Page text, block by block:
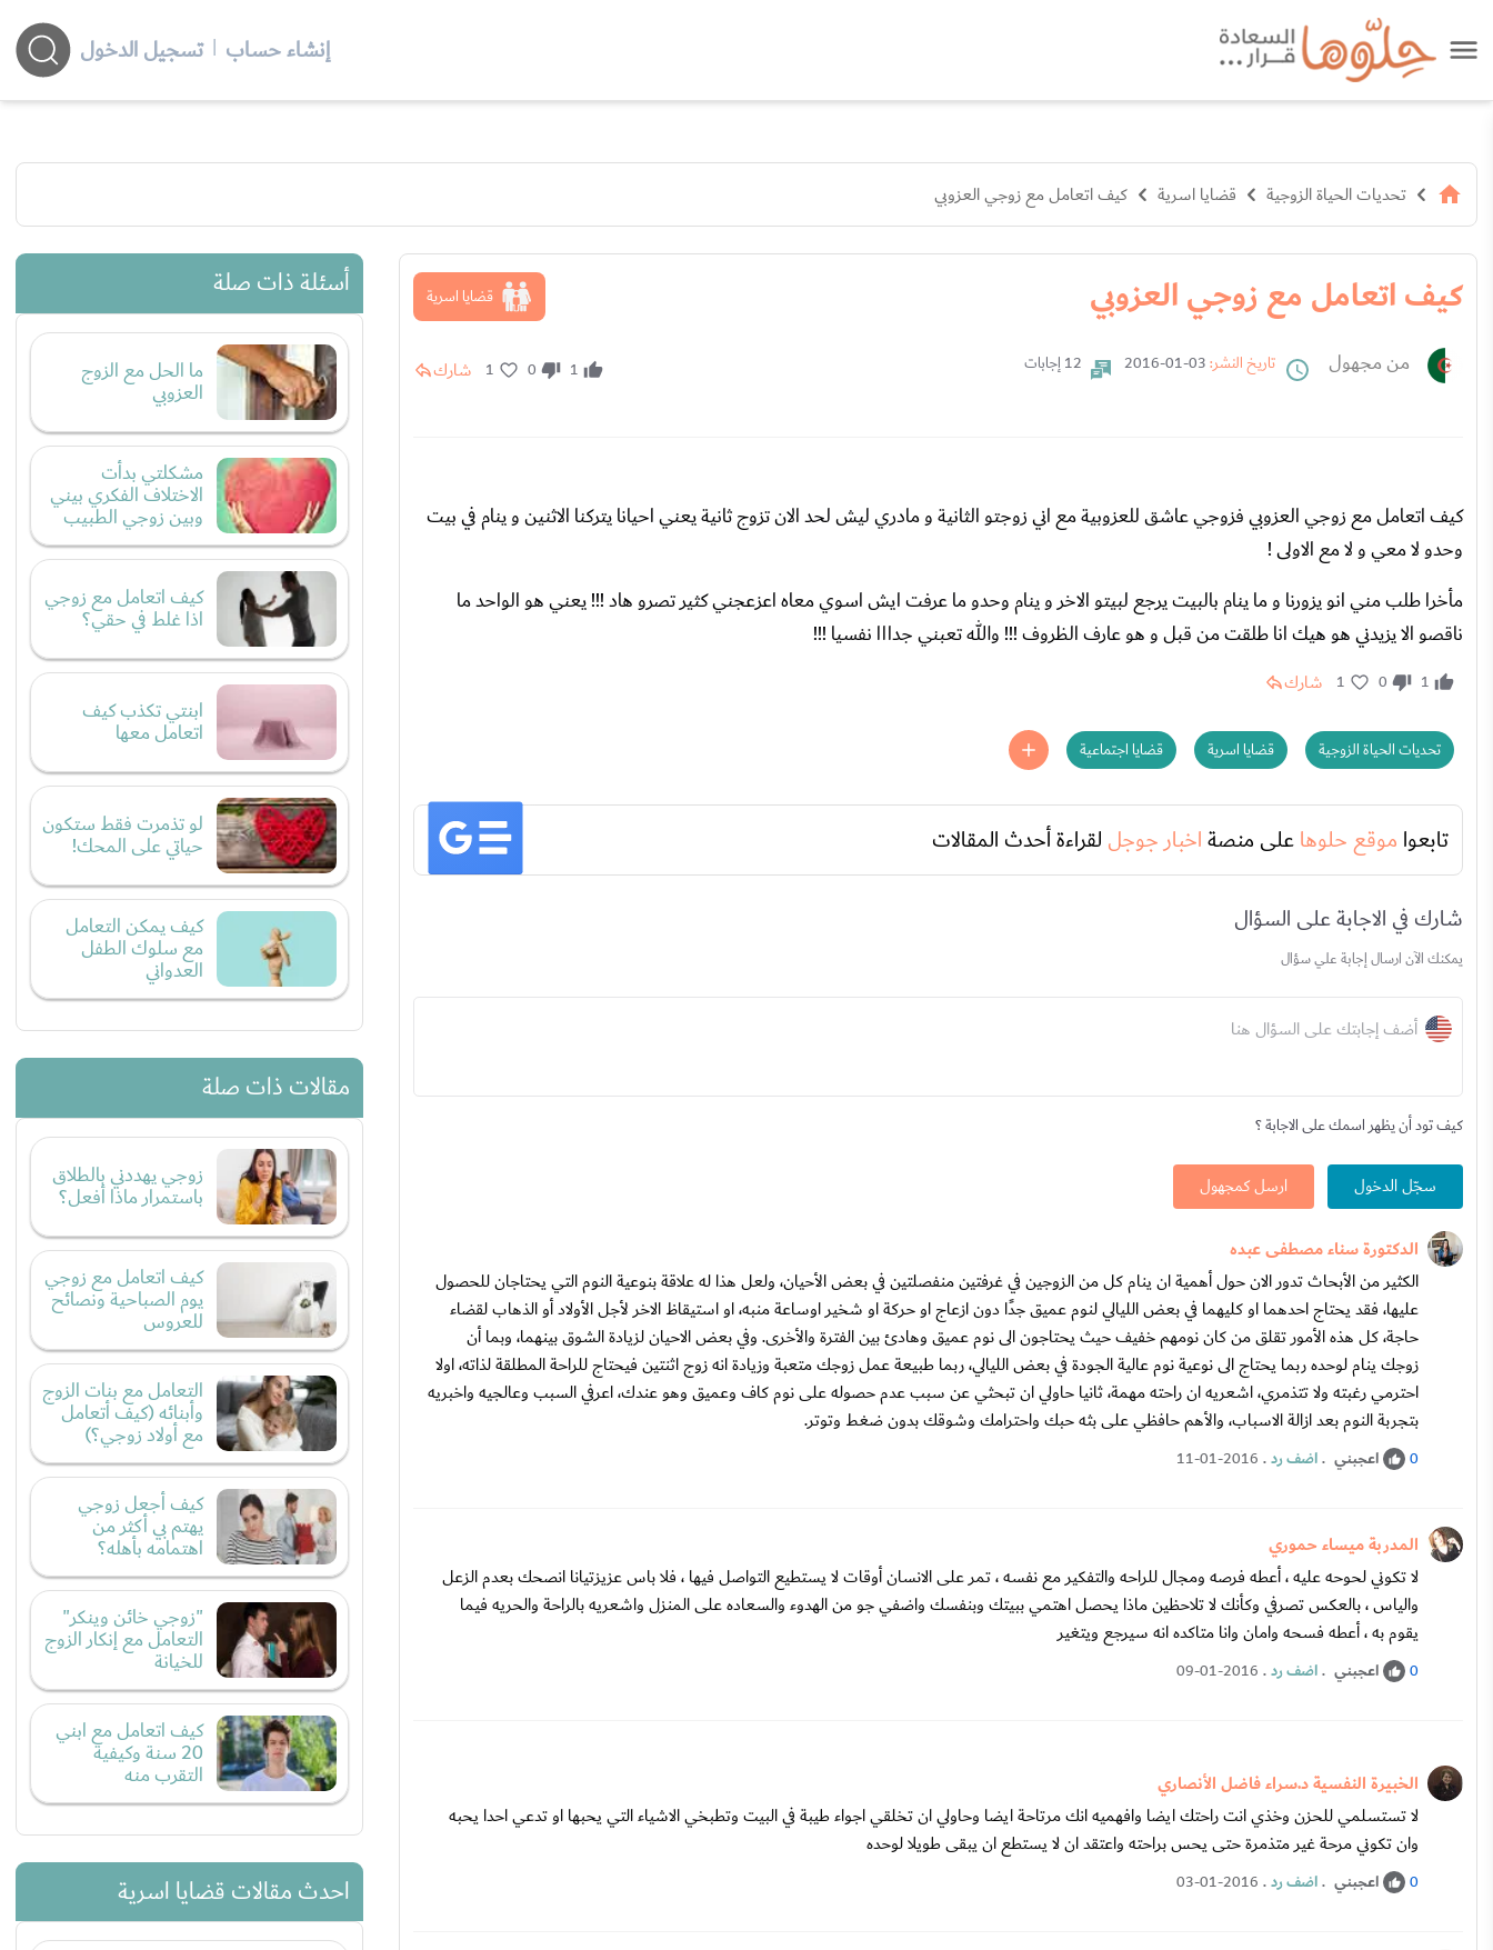
إنشاء حساب | تسجيل الدخول
تحديات الحياة الزوجية قضايا اسرية كيف اتعامل مع زوجي العزوبي
كيف اتعامل مع زوجي العزوبي قضايا اسرية
من مجهول تاريخ النشر: 12 إجابات 1
0
1 شارك
كيف اتعامل مع زوجي العزوبي فزوجي عاشق للعزوبية مع اني زوجتو الثانية و مادري ليش لحد الان تزوج ثانية يعني احيانا يتركنا الاثنين و ينام في بيت
وحدو لا معي و لا مع الاولى !
مأخرا طلب مني انو يزورنا و ما ينام بالبيت يرجع لبيتو الاخر و ينام وحدو ما عرفت ايش اسوي معاه اعزعجني كثير تصرو هاد !!! يعني هو الواحد ما
ناقصو الا يزيدني هو هيك انا طلقت من قبل و هو عارف الظروف !!! والله تعبني جدااا نفسيا !!!
1
0
1 شارك
تحديات الحياة الزوجية قضايا اسرية قضايا اجتماعية
تابعوا موقع حلوهاعلى منصةاخبار جوجل لقراءة أحدث المقالات
شارك في الاجابة على السؤال
يمكنك الآن ارسال إجابة علي سؤال
أضف إجابتك على السؤال هنا
كيف تود أن يظهر اسمك على الاجابة ؟
سجّل الدخول ارسل كمجهول
الدكتورة سناء مصطفى عبده
الكثير من الأبحاث تدور الان حول أهمية ان ينام كل من الزوجين في غرفتين منفصلتين في بعض الأحيان، ولعل هذا له علاقة بنوعية النوم التي يحتاجان للحصول
عليها، فقد يحتاج احدهما او كليهما في بعض الليالي لنوم عميق جدًا دون ازعاج او حركة او شخير اوساعة منبه، او استيقاظ الاخر لأجل الأولاد أو الذهاب لقضاء
حاجة، كل هذه الأمور تقلق من كان نومهم خفيف حيث يحتاجون الى نوم عميق وهادئ بين الفترة والأخرى. وفي بعض الاحيان لزيادة الشوق بينهما، وبما أن
زوجك ينام لوحده ربما يحتاج الى نوعية نوم عالية الجودة في بعض الليالي، ربما طبيعة عمل زوجك متعبة وزيادة انه زوج اثنتين فيحتاج للراحة المطلقة لذاته، اولا
احترمي رغبته ولا تتذمري، اشعريه ان راحته مهمة، ثانيا حاولي ان تبحثي عن سبب عدم حصوله على نوم كاف وعميق وهو عندك، اعرفي السبب وعالجيه واخبريه
بتجربة النوم بعد ازالة الاسباب، والأهم حافظي على بثه حبك واحترامك وشوقك بدون ضغط وتوتر.
0 اعجبني .اضف رد.
11-01-2016
المدربة ميساء حموري
لا تكوني لحوحه عليه ، أعطه فرصه ومجال للراحه والتفكير مع نفسه ، تمر على الانسان أوقات لا يستطيع التواصل فيها ، فلا باس عزيزتيانا انصحك بعدم الزعل
والياس ، بالعكس تصرفي وكأنك لا تلاحظين ماذا يحصل اهتمي ببيتك وبنفسك واضفي جو من الهدوء والسعاده على المنزل واشعريه بالراحة والحريه فيما
يقوم به ، أعطه فسحه وامان وانا متاكده انه سيرجع ويتغير
0 اعجبني .اضف رد.
09-01-2016
الخبيرة النفسية د.سراء فاضل الأنصاري
لا تستسلمي للحزن وخذي انت راحتك ايضا وافهميه انك مرتاحة ايضا وحاولي ان تخلقي اجواء طيبة في البيت وتطبخي الاشياء التي يحبها او تدعي احدا يحبه
وان تكوني مرحة غير متذمرة حتى يحس براحته واعتقد ان لا يستطع ان يبقى طويلا لوحده
0 اعجبني .اضف رد.
03-01-2016
أسئلة ذات صلة
ما الحل مع الزوج
العزوبي
مشكلتي بدأت
الاختلاف الفكري بيني
وبين زوجي الطبيب
كيف اتعامل مع زوجي
اذا غلط في حقي؟
ابنتي تكذب كيف
اتعامل معها
لو تذمرت فقط ستكون
حياتي على المحك!
كيف يمكن التعامل
مع سلوك الطفل
العدواني
مقالات ذات صلة
زوجي يهددني بالطلاق
باستمرار ماذا أفعل؟
كيف اتعامل مع زوجي
يوم الصباحية ونصائح
للعروس
التعامل مع بنات الزوج
وأبنائه (كيف أتعامل
مع أولاد زوجي؟)
كيف أجعل زوجي
يهتم بي أكثر من
اهتمامه بأهله؟
"زوجي خائن وينكر"
التعامل مع إنكار الزوج
للخيانة
كيف اتعامل مع ابني
20 سنة وكيفية
التقرب منه
احدث مقالات قضايا اسرية